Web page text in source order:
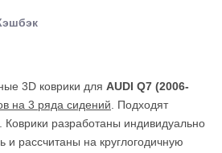
3D коврики для AUDI Q7 (2006-
на 3 ряда сидений . Подходят
Коврики разработаны индивидуально
и рассчитаны на круглогодичную